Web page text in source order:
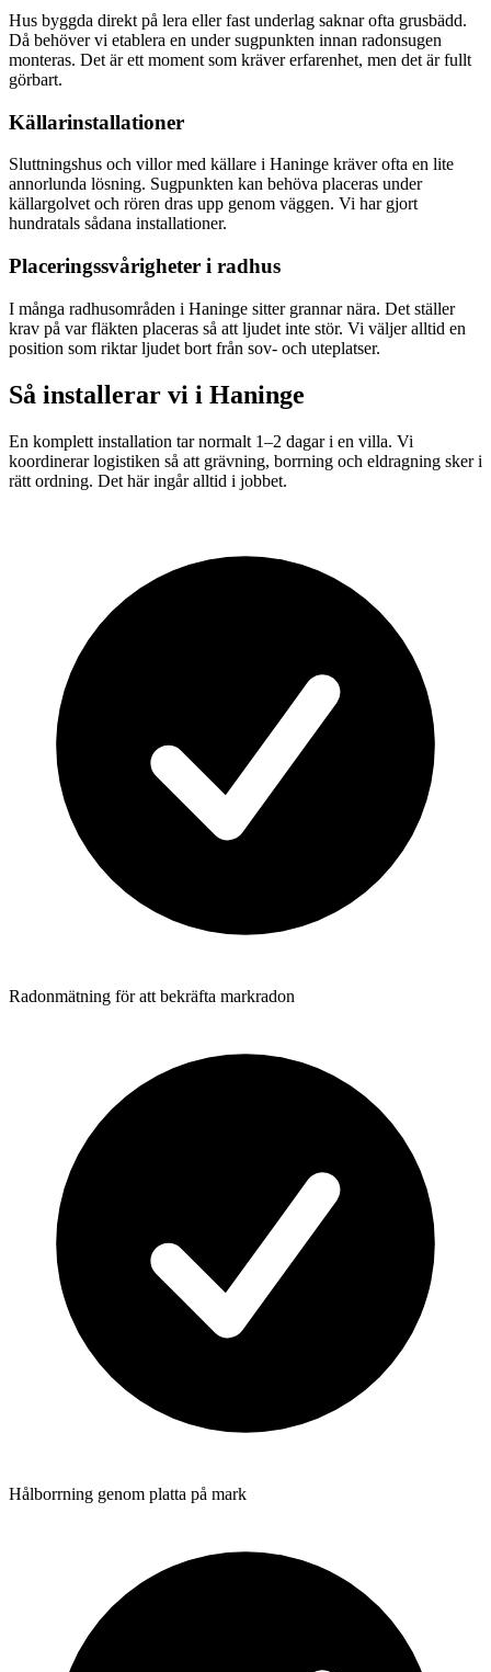
Hus byggda direkt på lera eller fast underlag saknar ofta grusbädd.
Då behöver vi etablera en under sugpunkten innan radonsugen
monteras. Det är ett moment som kräver erfarenhet, men det är fullt
görbart.
Källarinstallationer
Sluttningshus och villor med källare i Haninge kräver ofta en lite
annorlunda lösning. Sugpunkten kan behöva placeras under
källargolvet och rören dras upp genom väggen. Vi har gjort
hundratals sådana installationer.
Placeringssvårigheter i radhus
I många radhusområden i Haninge sitter grannar nära. Det ställer
krav på var fläkten placeras så att ljudet inte stör. Vi väljer alltid en
position som riktar ljudet bort från sov- och uteplatser.
Så installerar vi i Haninge
En komplett installation tar normalt 1–2 dagar i en villa. Vi
koordinerar logistiken så att grävning, borrning och eldragning sker i
rätt ordning. Det här ingår alltid i jobbet.
Radonmätning för att bekräfta markradon
Hålborrning genom platta på mark